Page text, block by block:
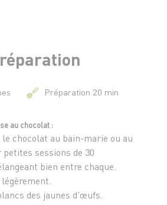
Préparation 20 min
au chocolat :
le chocolat au bain-marie ou au
sessions de 30
bien entre chaque.
des jaunes d'œufs.